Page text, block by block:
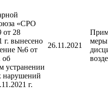
«СРО
28
г. вынесено
№6 от
об
устранении
нарушений
г.
26.11.2021
меры